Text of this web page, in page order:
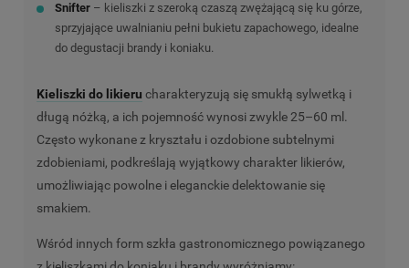
Snifter– kieliszki z szeroką czaszą zwężającą się ku górze,
sprzyjające uwalnianiu pełni bukietu zapachowego, idealne
do degustacji brandy i koniaku.
Kieliszki do likieru charakteryzują się smukłą sylwetką i
długą nóżką, a ich pojemność wynosi zwykle 25–60 ml.
Często wykonane z kryształu i ozdobione subtelnymi
zdobieniami, podkreślają wyjątkowy charakter likierów,
umożliwiając powolne i eleganckie delektowanie się
smakiem.
Wśród innych form szkła gastronomicznego powiązanego